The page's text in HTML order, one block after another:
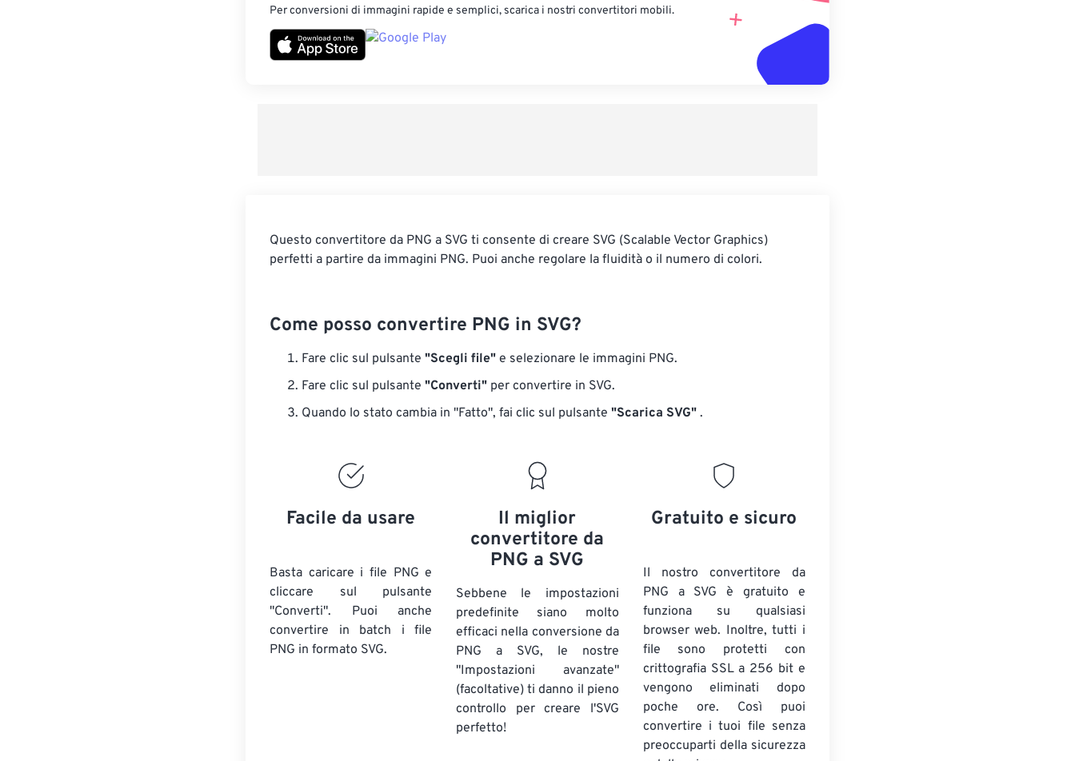
Per conversioni di immagini rapide e semplici, scarica i nostri convertitori mobili.
Questo convertitore da PNG a SVG ti consente di creare SVG (Scalable Vector Graphics)
perfetti a partire da immagini PNG. Puoi anche regolare la fluidità o il numero di colori.
Come posso convertire PNG in SVG?
Fare clic sul pulsante "Scegli file" e selezionare le immagini PNG.
Fare clic sul pulsante "Converti" per convertire in SVG.
Quando lo stato cambia in "Fatto", fai clic sul pulsante "Scarica SVG" .
Facile da usare
Basta caricare i file PNG e
cliccare sul pulsante
"Converti". Puoi anche
convertire in batch i file
PNG in formato SVG.
Il miglior
convertitore da
PNG a SVG
Sebbene le impostazioni
predefinite siano molto
efficaci nella conversione da
PNG a SVG, le nostre
"Impostazioni avanzate"
(facoltative) ti danno il pieno
controllo per creare l'SVG
perfetto!
Gratuito e sicuro
Il nostro convertitore da
PNG a SVG è gratuito e
funziona su qualsiasi
browser web. Inoltre, tutti i
file sono protetti con
crittografia SSL a 256 bit e
vengono eliminati dopo
poche ore. Così puoi
convertire i tuoi file senza
preoccuparti della sicurezza